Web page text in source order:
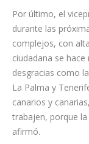
Cabildo de
recuperar estas
Por último, el
durante las
complejos, con
ciudadana se hace
desgracias como
La Palma y
canarios y